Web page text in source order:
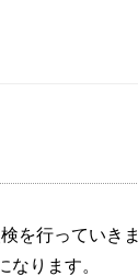
を行っていきま
ります。